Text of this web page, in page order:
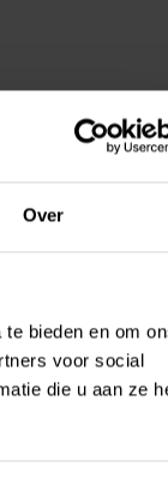
Over
bieden en om
voor social
die u aan ze
en al je